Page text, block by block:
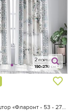
Комплект штор «Фларонт - 53 - 270 см»